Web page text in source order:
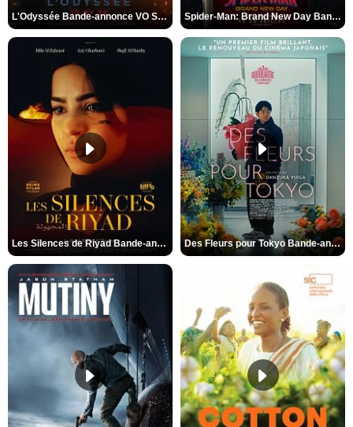
L'Odyssée Bande-annonce VO STFR Spider-Man: Brand New Day Bande-annonce VO STFR
Les Silences de Riyad Bande-annonce VO STFR Des Fleurs pour Tokyo Bande-annonce VO STFR